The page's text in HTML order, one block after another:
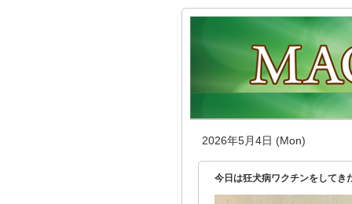
2026年5月4日 (Mon)
今日は狂犬病ワクチンをして